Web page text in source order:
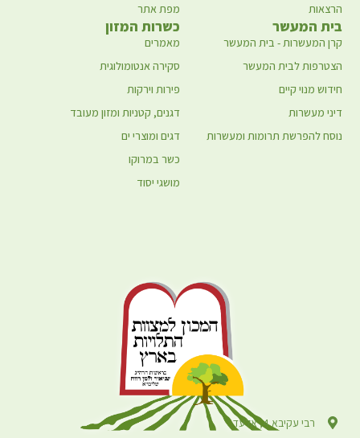
רבי עקיבא 4, אלעד
מפת אתר
הרצאות
כשרות המזון
מאמרים
סקירה אנטומולוגית
פירות וירקות
דגנים, קטניות ומזון מעובד
דגים ומוצרי ים
כשר במרוקו
מושגי יסוד
בית המעשר
קרן המעשרות - בית המעשר
הצטרפות לבית המעשר
חידוש מנוי קיים
דיני מעשרות
נוסח להפרשת תרומות ומעשרות